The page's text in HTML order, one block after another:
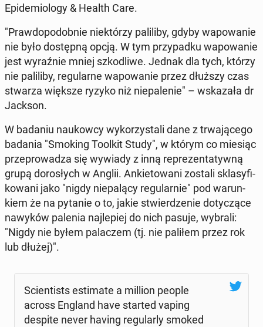
Epi­de­mio­lo­gy & Health Care.
"Praw­do­po­dob­nie nie­któ­rzy pa­li­li­by, gdyby wa­po­wa­nie
nie było do­stęp­ną opcją. W tym przy­pad­ku wa­po­wa­nie
jest wy­raź­nie mniej szko­dli­we. Jednak dla tych, którzy
nie pa­li­li­by, re­gu­lar­ne wa­po­wa­nie przez dłuższy czas
stwarza większe ryzyko niż nie­pa­le­nie" – wska­za­ła dr
Jackson.
W badaniu na­ukow­cy wy­ko­rzy­sta­li dane z trwa­ją­ce­go
badania "Smoking Toolkit Study", w którym co miesiąc
prze­pro­wa­dza się wywiady z inną re­pre­zen­ta­tyw­ną
grupą do­ro­słych w Anglii. An­kie­to­wa­ni zostali skla­sy­fi­
ko­wa­ni jako "nigdy nie­pa­lą­cy re­gu­lar­nie" pod wa­run­
kiem że na pytanie o to, jakie stwier­dze­nie do­ty­czą­ce
nawyków palenia naj­le­piej do nich pasuje, wybrali:
"Nigdy nie byłem pa­la­czem (tj. nie paliłem przez rok
lub dłużej)".
Scien­ti­sts es­ti­ma­te a million people
across England have started vaping
despite never having re­gu­lar­ly smoked